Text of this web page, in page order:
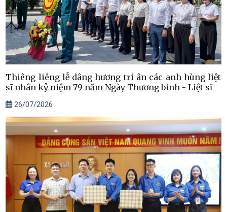
Thiêng liêng lễ dâng hương tri ân các anh hùng liệt
sĩ nhân kỷ niệm 79 năm Ngày Thương binh - Liệt sĩ
26/07/2026